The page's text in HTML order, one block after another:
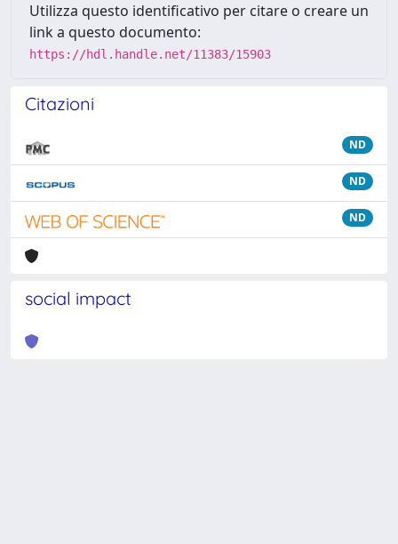
Utilizza questo identificativo per citare o creare un
link a questo documento:
https://hdl.handle.net/11383/15903
Citazioni
ND
ND
ND
social impact